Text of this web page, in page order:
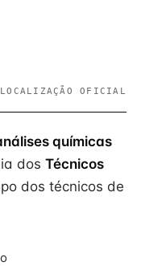
LOCALIZAÇÃO OFICIAL
químicas
dos Técnicos
dos técnicos de